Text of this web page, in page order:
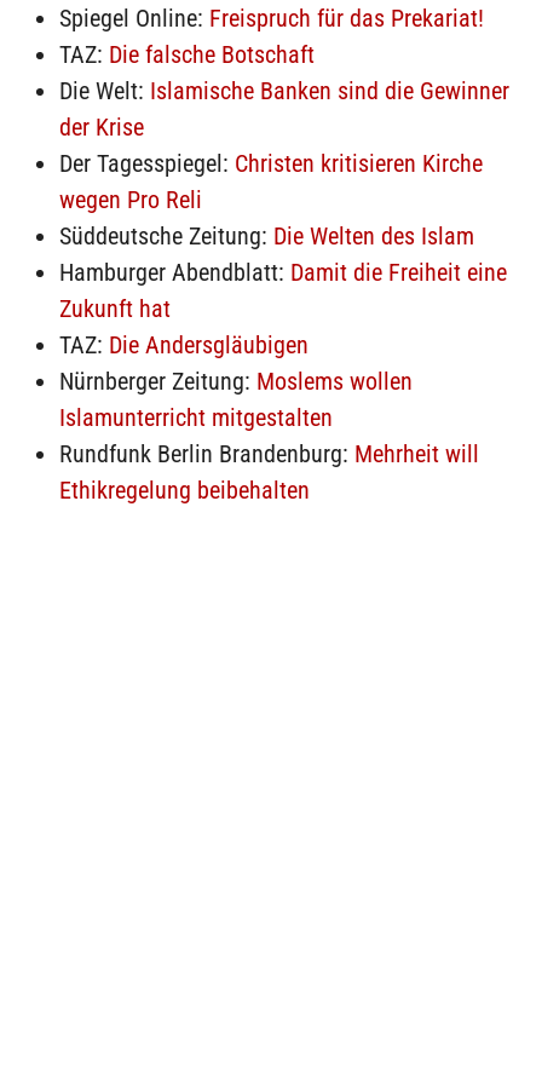
Spiegel Online: Freispruch für das Prekariat!
TAZ: Die falsche Botschaft
Die Welt: Islamische Banken sind die Gewinner
der Krise
Der Tagesspiegel: Christen kritisieren Kirche
wegen Pro Reli
Süddeutsche Zeitung: Die Welten des Islam
Hamburger Abendblatt: Damit die Freiheit eine
Zukunft hat
TAZ: Die Andersgläubigen
Nürnberger Zeitung: Moslems wollen
Islamunterricht mitgestalten
Rundfunk Berlin Brandenburg: Mehrheit will
Ethikregelung beibehalten